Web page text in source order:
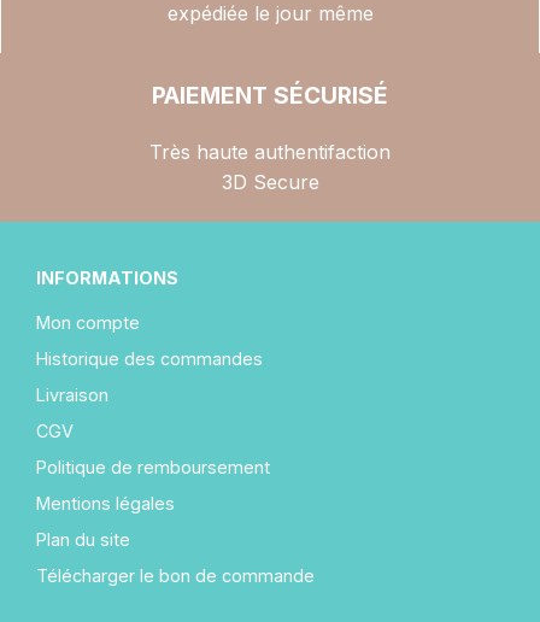
expédiée le jour même
PAIEMENT SÉCURISÉ
Très haute authentifaction
3D Secure
INFORMATIONS
Mon compte
Historique des commandes
Livraison
CGV
Politique de remboursement
Mentions légales
Plan du site
Télécharger le bon de commande